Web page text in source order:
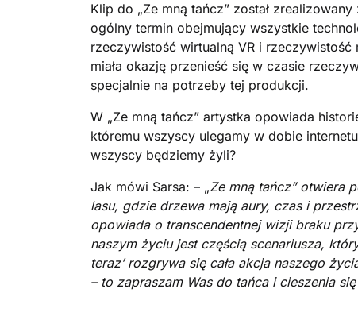
Klip do „Ze mną tańcz” został
ogólny termin obejmujący wszystkie
rzeczywistość wirtualną VR i rzeczywistość
miała okazję przenieść się w czasie
specjalnie na potrzeby tej produkcji.
W „Ze mną tańcz” artystka opowiada
któremu wszyscy ulegamy w dobie
wszyscy będziemy żyli?
Jak mówi Sarsa: – „Ze mną tańcz” otwiera
lasu, gdzie drzewa mają aury, czas i
opowiada o transcendentnej wizji braku
naszym życiu jest częścią scenariusza,
teraz’ rozgrywa się cała akcja naszego
– to zapraszam Was do tańca i cieszenia